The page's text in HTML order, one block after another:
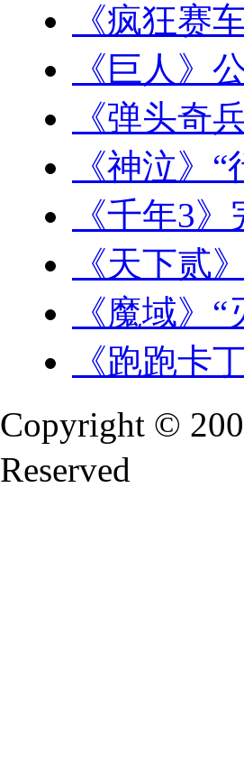
《疯狂赛
《巨人》
《弹头奇
《神泣》
《千年3
《天下贰
《魔域》
《跑跑卡
Copyright ©
Reserved